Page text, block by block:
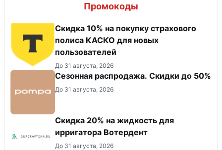
Промокоды
Скидка 10% на покупку страхового
полиса КАСКО для новых
пользователей
До 31 августа, 2026
Сезонная распродажа. Скидки до 50%
До 31 августа, 2026
Скидка 20% на жидкость для
ирригатора Вотердент
До 31 августа, 2026